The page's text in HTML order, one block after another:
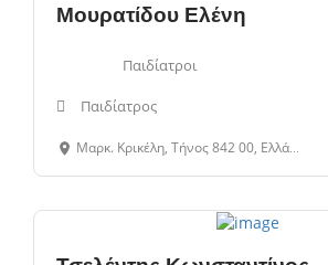
Μουρατίδου Ελένη
Παιδίατροι
Παιδίατρος
Μαρκ. Κρικέλη, Τήνος 842 00, Ελλάδα